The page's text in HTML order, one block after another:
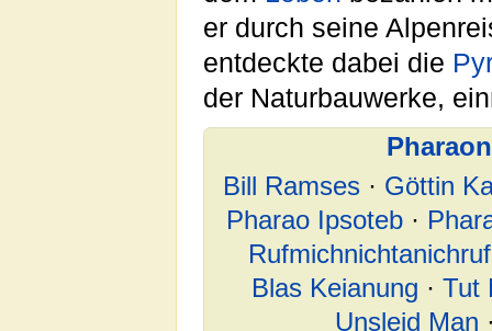
er durch seine
entdeckte dabei die
der Naturbauwerke,
Bill Ramses· Göttin
Pharao Ipsoteb ·
Blas Keianung · Tut
Unsleid Man